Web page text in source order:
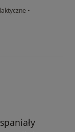
•